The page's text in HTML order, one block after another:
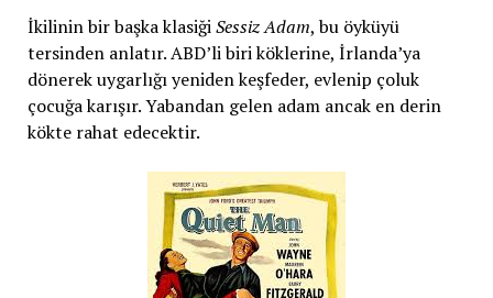
İkilinin bir başka klasiğiSessiz Adam, bu öyküyü
tersinden anlatır. ABD’li biri köklerine, İrlanda’ya
dönerek uygarlığı yeniden keşfeder, evlenip çoluk
çocuğa karışır. Yabandan gelen adam ancak en derin
kökte rahat edecektir.